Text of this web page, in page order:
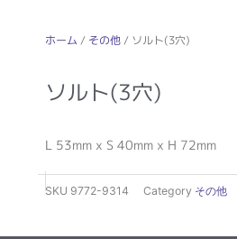
ホーム / その他/ ソルト(3穴)
ソルト(3穴)
L 53mm x S 40mm x H 72mm
SKU 9772-9314 Category その他